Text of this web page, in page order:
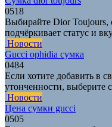
0518
Выбирайте Dior Toujours,
подчёркивает статус и
Новости
Gucci ophidia сумка
0484
Если хотите добавить в
утонченности, выберите
Новости
Цена сумки gucci
0505